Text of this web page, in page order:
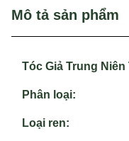
Mô tả sản phẩm
Tóc Giả Trung Niên
Phân loại:
Loại ren: